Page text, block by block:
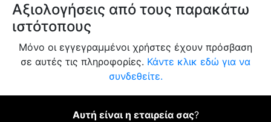
Αξιολογήσεις από τους παρακάτω
ιστότοπους
Μόνο οι εγγεγραμμένοι χρήστες έχουν πρόσβαση
σε αυτές τις πληροφορίες. Κάντε κλικ εδώ για να
συνδεθείτε.
Αυτή είναι η εταιρεία σας?